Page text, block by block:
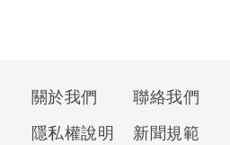
關於我們
聯絡我們
隱私權說明
新聞規範